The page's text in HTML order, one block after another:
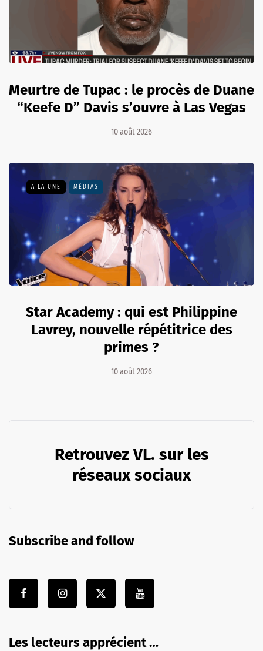
Meurtre de Tupac : le procès de Duane
“Keefe D” Davis s’ouvre à Las Vegas
10 août 2026
A LA UNE MÉDIAS
Star Academy : qui est Philippine
Lavrey, nouvelle répétitrice des
primes ?
10 août 2026
Retrouvez VL. sur les
réseaux sociaux
Subscribe and follow
Les lecteurs apprécient …